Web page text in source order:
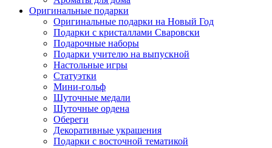
Оригинальные подарки
Оригинальные подарки на Новый Год
Подарки с кристаллами Сваровски
Подарочные наборы
Подарки учителю на выпускной
Настольные игры
Статуэтки
Мини-гольф
Шуточные медали
Шуточные ордена
Обереги
Декоративные украшения
Подарки с восточной тематикой